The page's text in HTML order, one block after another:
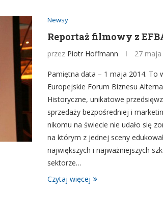
Newsy
Reportaż filmowy z
przez Piotr Hoffmann 27
Pamiętna data – 1 maja 2014. To
Europejskie Forum Biznesu
Historyczne, unikatowe
sprzedaży bezpośredniej i
nikomu na świecie nie udało się
na którym z jednej sceny
największych i najważniejszych
sektorze…
Czytaj więcej